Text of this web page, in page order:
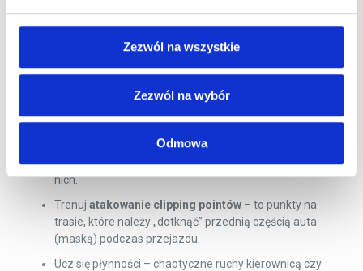
Zezwól na wszystkie
Zezwól na wybór
Odmowa
Drifting to nie zabawa – to pełnoprawny
, który niesie ze sobą ryzyko. Dlatego warto
pamiętać:
Zawsze trenuj na zamkniętym torze
drogach publicznych jest nielegalny i niebezpieczny.
Zacznij od nauki na placu – ucz się inicjowania
poślizgów, ich kontrolowania i bezpiecznego wyjścia z
nich.
Trenuj atakowanie clipping pointów– to punkty na
trasie, które należy „dotknąć” przednią częścią auta
(maską) podczas przejazdu.
Ucz się płynności – chaotyczne ruchy kierownicą czy